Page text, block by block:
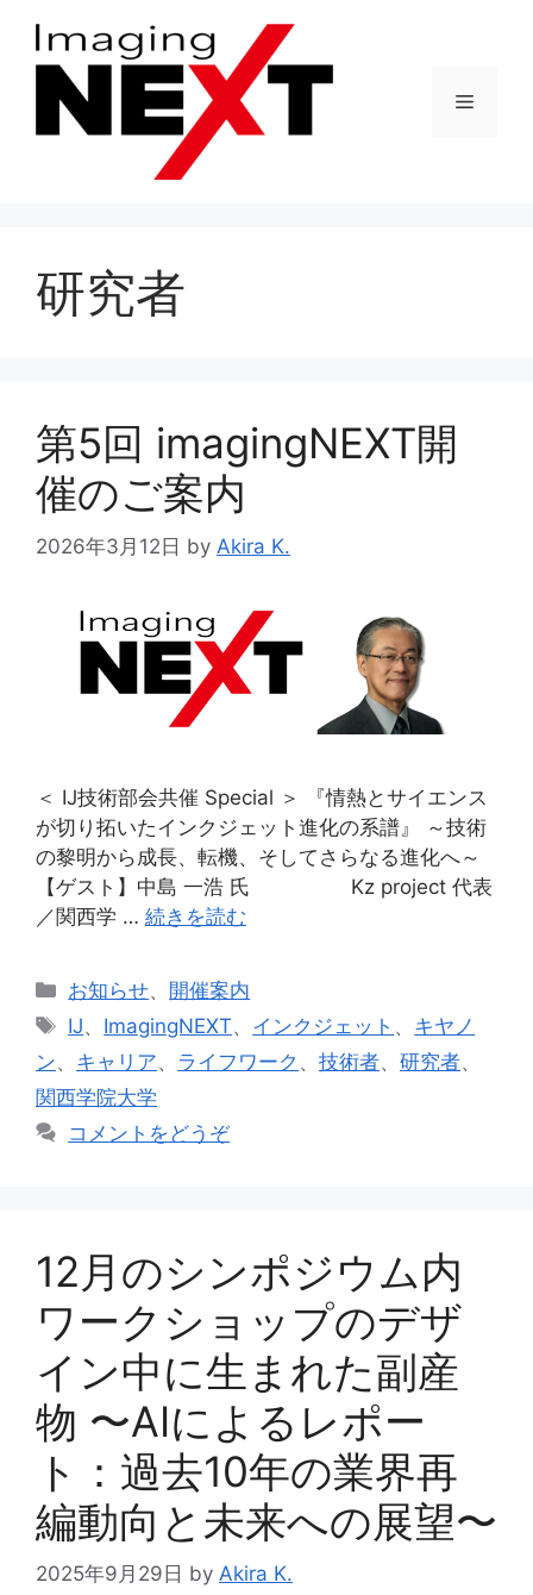
メ
研究者
第5回 imagingNEXT開
催のご案内
2026年3月12日 by Akira K.
＜ IJ技術部会共催 Special ＞ 『情熱とサイエンス
が切り拓いたインクジェット進化の系譜』 ～技術
の黎明から成長、転機、そしてさらなる進化へ～
【ゲスト】中島 一浩 氏 Kz project 代表
／関西学 … 続きを読む
カ
テ
リ
ー
お知らせ、 開催案内
タ
グ
IJ、 ImagingNEXT、 インクジェット 、 キヤノ
ン、 キャリア、 ライフワーク 、 技術者、 研究者、
関西学院大学
コメントをどうぞ
12月のシンポジウム内
ワークショップのデザ
イン中に生まれた副産
物 〜AIによるレポー
ト：過去10年の業界再
編動向と未来への展望〜
2025年9月29日 by Akira K.